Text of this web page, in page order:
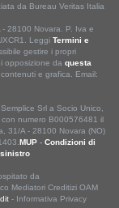
da Bureau Veritas Italia
28100 Novara. P. Iva e
Leggi Termini e
gestire i propri
opposizione da questa
e grafica. Email:
Srl a Socio Unico,
numero B000576481 il
31/A - 28100 Novara (NO)
MUP - Condizioni di
da
Mediatori Creditizi OAM
- Informativa Privacy